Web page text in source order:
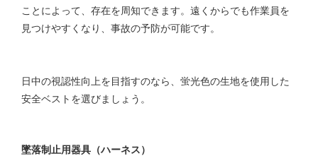
ことによって、存在を周知できます。遠くからでも作業員を
見つけやすくなり、事故の予防が可能です。
日中の視認性向上を目指すのなら、蛍光色の生地を使用した
安全ベストを選びましょう。
墜落制止用器具（ハーネス）